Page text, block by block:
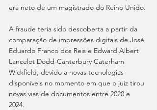
era neto de um magistrado do Reino Unido.
A fraude teria sido descoberta a partir da
comparação de impressões digitais de José
Eduardo Franco dos Reis e Edward Albert
Lancelot Dodd-Canterbury Caterham
Wickfield, devido a novas tecnologias
disponíveis no momento em que o juiz tirou
novas vias de documentos entre 2020 e
2024.